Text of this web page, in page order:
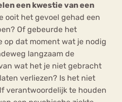
een kwestie van een
ooit het gevoel gehad een
Of gebeurde het
op dat moment wat je nodig
langzaam de
wat het je niet gebracht
verliezen? Is het niet
verantwoordelijk te houden